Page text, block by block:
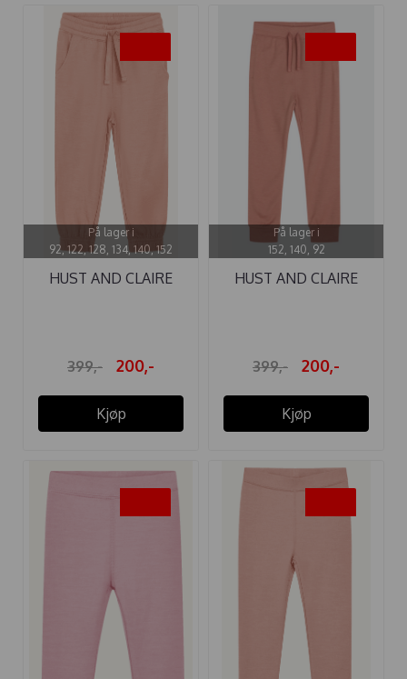
På lager i
92, 122, 128, 134, 140, 152
HUST AND CLAIRE
399,- 200,-
Kjøp
På lager i
152, 140, 92
HUST AND CLAIRE
399,- 200,-
Kjøp